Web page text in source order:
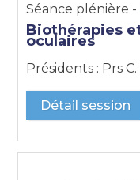
Séance plénière -
Biothérapies
oculaires
Présidents : Prs
Détail session